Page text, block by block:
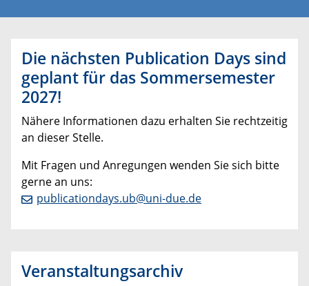
Die nächsten Publication Days sind
geplant für das Sommersemester
2027!
Nähere Informationen dazu erhalten Sie rechtzeitig
an dieser Stelle.
Mit Fragen und Anregungen wenden Sie sich bitte
gerne an uns:
publicationdays.ub@uni-due.de
Veranstaltungsarchiv